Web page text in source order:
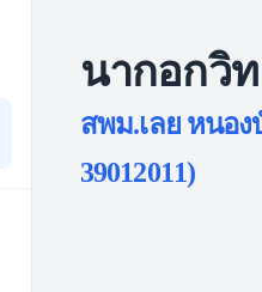
นากอกวิ
สพม.เลย หนอง
39012011)